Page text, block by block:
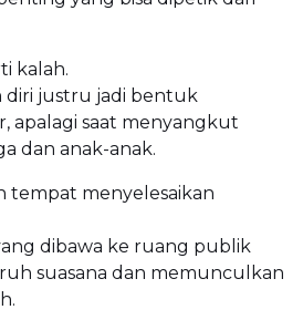
kalah.
diri justru jadi bentuk
apalagi saat menyangkut
dan anak-anak.
tempat menyelesaikan
dibawa ke ruang publik
suasana dan memunculkan